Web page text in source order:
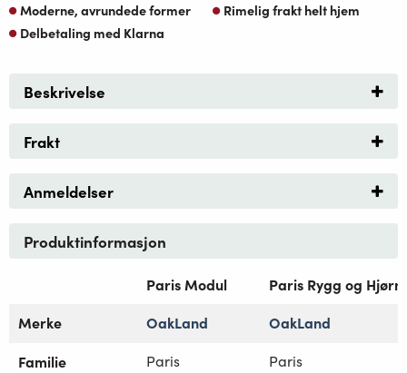
Moderne, avrundede former
Rimelig frakt helt hjem
Delbetaling med Klarna
Beskrivelse
Frakt
Anmeldelser
Produktinformasjon
Paris Modul
Paris Rygg og
Merke
OakLand
OakLand
Familie
Paris Paris